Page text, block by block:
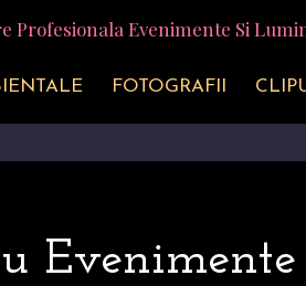
FOTOGRAFII
Evenimente